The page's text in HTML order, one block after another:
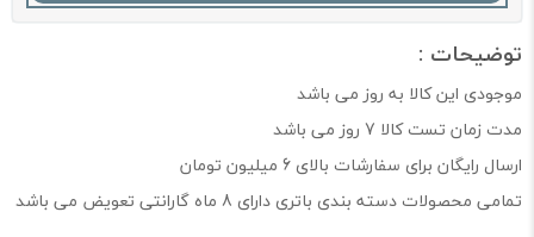
توضیحات :
موجودی این کالا به روز می باشد
مدت زمان تست کالا 7 روز می باشد
ارسال رایگان برای سفارشات بالای 6 میلیون تومان
تمامی محصولات دسته بندی باتری دارای 8 ماه گارانتی تعویض می باشد